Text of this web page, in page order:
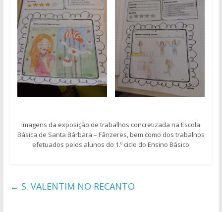
Imagens da exposição de trabalhos concretizada na Escola
Básica de Santa Bárbara – Fânzeres, bem como dos trabalhos
efetuados pelos alunos do 1.º ciclo do Ensino Básico
← S. VALENTIM NO RECANTO